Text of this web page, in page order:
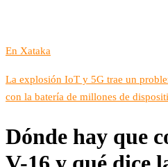
En Xataka
La explosión IoT y 5G trae un
con la batería de millones de
Dónde hay que